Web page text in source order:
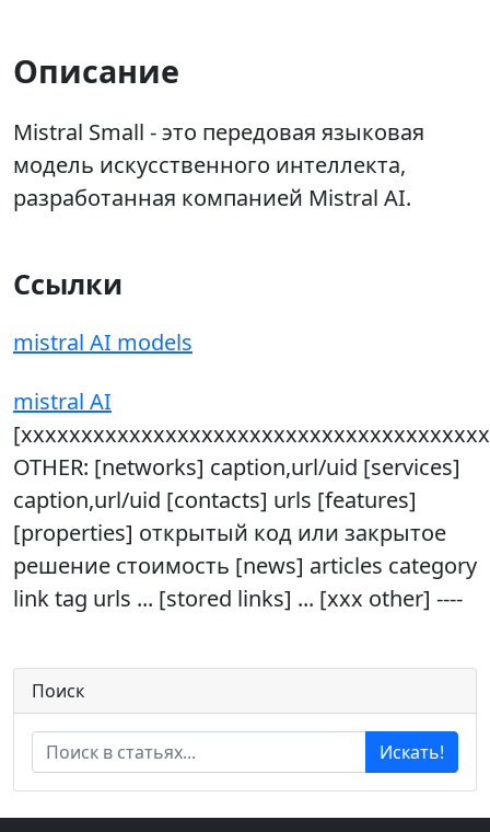
Описание
Mistral Small - это передовая языковая
модель искусственного интеллекта,
разработанная компанией Mistral AI.
Ссылки
mistral AI models
mistral AI
OTHER: [networks] caption,url/uid [services]
caption,url/uid [contacts] urls [features]
[properties] открытый код или закрытое
решение стоимость [news] articles category
link tag urls ... [stored links] ... [xxx other] ----
Поиск
Искать!